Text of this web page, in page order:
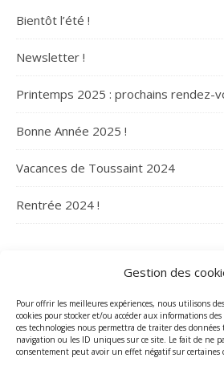
Gestion des
Pour offrir les meilleures expériences, nous utilisons
cookies pour stocker et/ou accéder aux informations
ces technologies nous permettra de traiter des
navigation ou les ID uniques sur ce site. Le fait de ne
consentement peut avoir un effet négatif sur certaines
Bientôt l’été !
Newsletter !
Printemps 2025 : prochains rendez-
Bonne Année 2025 !
Vacances de Toussaint 2024
Rentrée 2024 !
ARCHIVES
Archives